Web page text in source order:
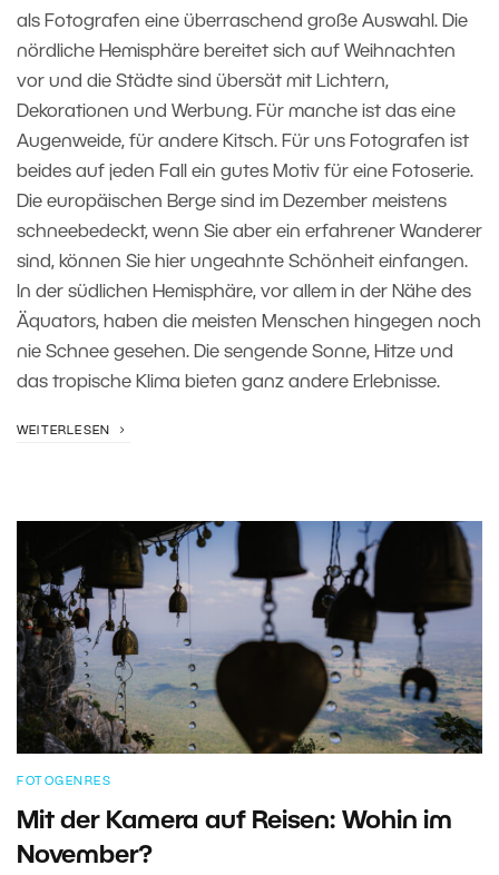
als Fotografen eine überraschend große Auswahl. Die
nördliche Hemisphäre bereitet sich auf Weihnachten
vor und die Städte sind übersät mit Lichtern,
Dekorationen und Werbung. Für manche ist das eine
Augenweide, für andere Kitsch. Für uns Fotografen ist
beides auf jeden Fall ein gutes Motiv für eine Fotoserie.
Die europäischen Berge sind im Dezember meistens
schneebedeckt, wenn Sie aber ein erfahrener Wanderer
sind, können Sie hier ungeahnte Schönheit einfangen.
In der südlichen Hemisphäre, vor allem in der Nähe des
Äquators, haben die meisten Menschen hingegen noch
nie Schnee gesehen. Die sengende Sonne, Hitze und
das tropische Klima bieten ganz andere Erlebnisse.
WEITERLESEN
FOTOGENRES
Mit der Kamera auf Reisen: Wohin im
November?